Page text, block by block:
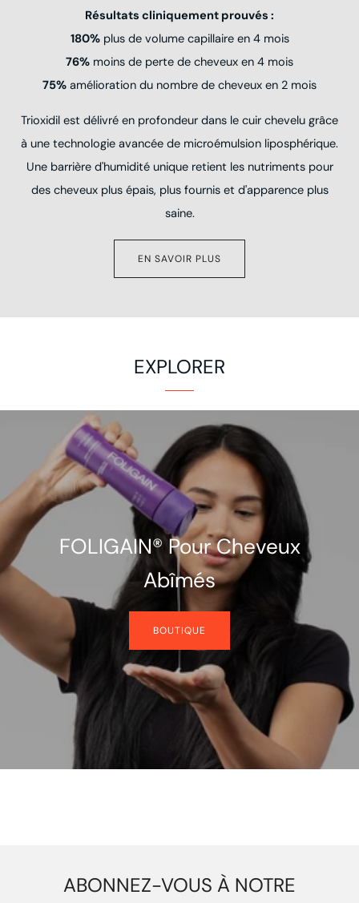
Résultats cliniquement prouvés :
180%plus de volume capillaire en 4 mois
76% moins de perte de cheveux en 4 mois
75% amélioration du nombre de cheveux en 2 mois
Trioxidil est délivré en profondeur dans le cuir chevelu grâce
à une technologie avancée de microémulsion liposphérique.
Une barrière d'humidité unique retient les nutriments pour
des cheveux plus épais, plus fournis et d'apparence plus
saine.
EN SAVOIR PLUS
EXPLORER
FOLIGAIN® Pour Cheveux
Abîmés
BOUTIQUE
ABONNEZ-VOUS À NOTRE